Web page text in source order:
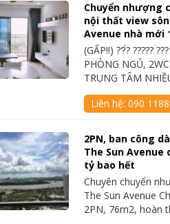
Chuyển nhượng
nội thất view
Avenue nhà mới
(GẤP‼️) ??́? ?????
PHÒNG NGỦ,
TRUNG TÂM
Liên hệ:090
2PN, ban công
The Sun Avenue
tỷ bao hết
Chuyên chuyển
The Sun Avenue
2PN, 76m2, hoàn